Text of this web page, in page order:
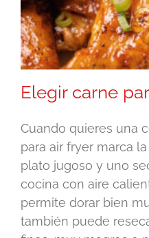
Elegir carne
Cuando quieres una
para air fryer marca
plato jugoso y uno
cocina con aire
permite dorar bien
también puede